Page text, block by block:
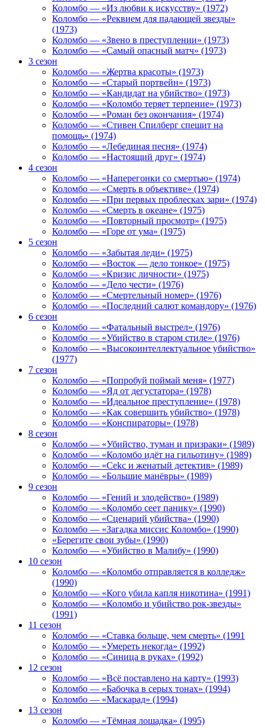
Коломбо — «Из любви к искусству» (1972)
Коломбо — «Реквием для падающей звезды»
(1973)
Коломбо — «Звено в преступлении» (1973)
Коломбо — «Самый опасный матч» (1973)
3 сезон
Коломбо — «Жертва красоты» (1973)
Коломбо — «Старый портвейн» (1973)
Коломбо — «Кандидат на убийство» (1973)
Коломбо — «Коломбо теряет терпение» (1973)
Коломбо — «Роман без окончания» (1974)
Коломбо — «Стивен Спилберг спешит на
помощь» (1974)
Коломбо — «Лебединая песня» (1974)
Коломбо — «Настоящий друг» (1974)
4 сезон
Коломбо — «Наперегонки со смертью» (1974)
Коломбо — «Смерть в объективе» (1974)
Коломбо — «При первых проблесках зари» (1974)
Коломбо — «Смерть в океане» (1975)
Коломбо — «Повторный просмотр» (1975)
Коломбо — «Горе от ума» (1975)
5 сезон
Коломбо — «Забытая леди» (1975)
Коломбо — «Восток — дело тонкое» (1975)
Коломбо — «Кризис личности» (1975)
Коломбо — «Дело чести» (1976)
Коломбо — «Смертельный номер» (1976)
Коломбо — «Последний салют командору» (1976)
6 сезон
Коломбо — «Фатальный выстрел» (1976)
Коломбо — «Убийство в старом стиле» (1976)
Коломбо — «Высокоинтеллектуальное убийство»
(1977)
7 сезон
Коломбо — «Попробуй поймай меня» (1977)
Коломбо — «Яд от дегустатора» (1978)
Коломбо — «Идеальное преступление» (1978)
Коломбо — «Как совершить убийство» (1978)
Коломбо — «Конспираторы» (1978)
8 сезон
Коломбо — «Убийство, туман и призраки» (1989)
Коломбо — «Коломбо идёт на гильотину» (1989)
Коломбо — «Cekc и женатый детектив» (1989)
Коломбо — «Большие манёвры» (1989)
9 сезон
Коломбо — «Гений и злодейство» (1989)
Коломбо — «Коломбо сеет панику» (1990)
Коломбо — «Сценарий убийства» (1990)
Коломбо — «Загадка миссис Коломбо» (1990)
«Берегите свои зубы» (1990)
Коломбо — «Убийство в Малибу» (1990)
10 сезон
Коломбо — «Коломбо отправляется в колледж»
(1990)
Коломбо — «Кого убила капля никотина» (1991)
Коломбо — «Коломбо и убийство рок-звезды»
(1991)
11 сезон
Коломбо — «Ставка больше, чем смерть» (1991
Коломбо — «Умереть некогда» (1992)
Коломбо — «Синица в руках» (1992)
12 сезон
Коломбо — «Всё поставлено на карту» (1993)
Коломбо — «Бабочка в серых тонах» (1994)
Коломбо — «Маскарад» (1994)
13 сезон
Коломбо — «Тёмная лошадка» (1995)